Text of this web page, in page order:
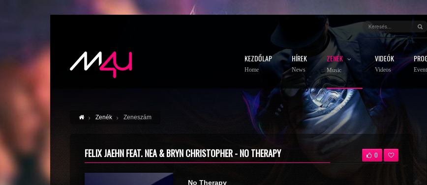
KEZDŐLAP
Home
HÍREK
News
ZENÉK
Music
VIDEÓK
Videos
Zenék Zeneszám
FELIX JAEHN FEAT. NEA & BRYN CHRISTOPHER - NO THERAPY 0
No Therapy